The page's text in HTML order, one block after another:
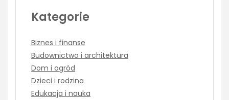
Kategorie
Biznes i finanse
Budownictwo i architektura
Dom i ogród
Dzieci i rodzina
Edukacja i nauka